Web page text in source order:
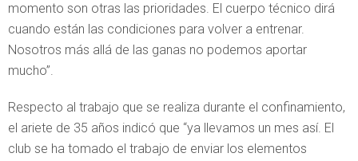
momento son otras las prioridades. El cuerpo técnico dirá
cuando están las condiciones para volver a entrenar.
Nosotros más allá de las ganas no podemos aportar
mucho”.
Respecto al trabajo que se realiza durante el confinamiento,
el ariete de 35 años indicó que “ya llevamos un mes así. El
club se ha tomado el trabajo de enviar los elementos